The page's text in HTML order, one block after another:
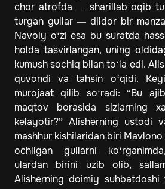
chor atrofda — sharillab oqib
turgan gullar — dildor bir
Navoiy o‘zi esa bu suratda
holda tasvirlangan, uning
kumush sochiq bilan to‘la edi.
quvondi va tahsin o‘qidi.
murojaat qilib so‘radi: “Bu
maqtov borasida sizlarning
kelayotir?” Alisherning ustodi
mashhur kishilaridan biri
ochilgan gullarni
ulardan birini uzib olib,
Alisherning doimiy